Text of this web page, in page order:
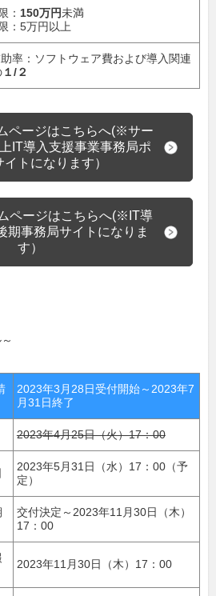
： 150万円未満
：5万円以上
率：ソフトウェア費および導入関連
１/２
ページはこちらへ(※サー
IT導入支援事業事務局ポ
トになります）
ページはこちらへ(※IT導
期事務局サイトになりま
す）
2023年3月28日受付開始～2023年7
月31日終了
2023年4月25日（火）17：00
2023年5月31日（水）17：00（予
定）
交付決定～2023年11月30日（木）
17：00
2023年11月30日（木）17：00